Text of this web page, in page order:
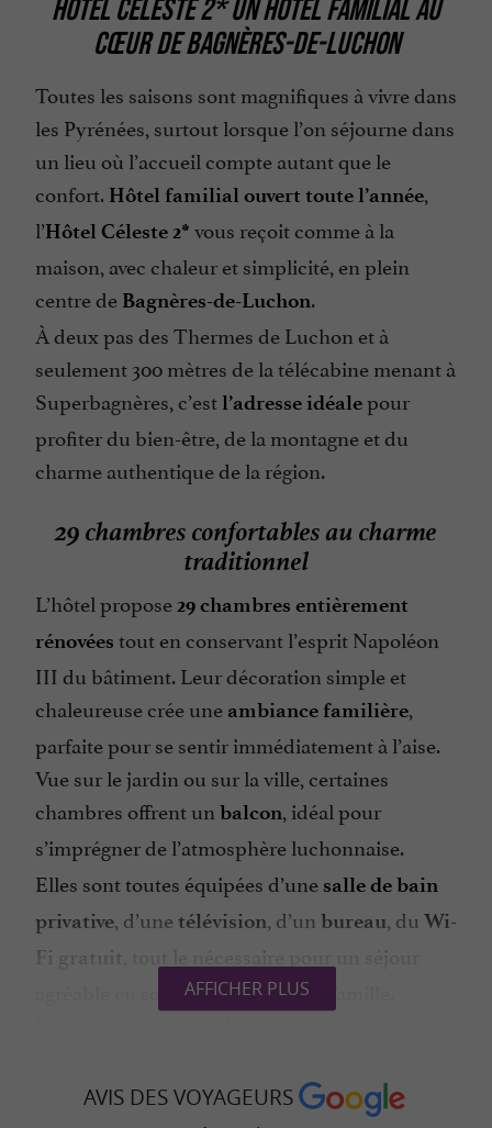
HÔTEL CÉLESTE 2* UN HÔTEL FAMILIAL AU
CŒUR DE BAGNÈRES-DE-LUCHON
Toutes les saisons sont magnifiques à vivre dans
les Pyrénées, surtout lorsque l’on séjourne dans
un lieu où l’accueil compte autant que le
confort. Hôtel familial ouvert toute l’année,
l’Hôtel Céleste 2* vous reçoit comme à la
maison, avec chaleur et simplicité, en plein
centre de Bagnères-de-Luchon.
À deux pas des Thermes de Luchon et à
seulement 300 mètres de la télécabine menant à
Superbagnères, c’estl’adresse idéalepour
profiter du bien-être, de la montagne et du
charme authentique de la région.
29 chambres confortables au charme
traditionnel
L’hôtel propose29 chambres entièrement
rénovées tout en conservant l’esprit Napoléon
III du bâtiment. Leur décoration simple et
chaleureuse crée une ambiance familière,
parfaite pour se sentir immédiatement à l’aise.
Vue sur le jardin ou sur la ville, certaines
chambres offrent un balcon, idéal pour
s’imprégner de l’atmosphère luchonnaise.
Elles sont toutes équipées d’une salle de bain
privative, d’une télévision, d’un bureau, du Wi-
Fi gratuit
, tout le nécessaire pour un séjour
agréable en solo, en couple ou en famille.
Un restaurant maison et un jardin pour
AFFICHER PLUS
AVIS DES VOYAGEURS